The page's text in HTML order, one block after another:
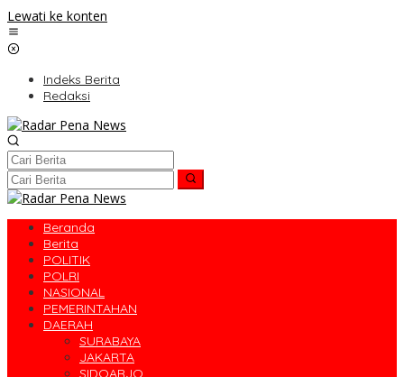
Lewati ke konten
Indeks Berita
Redaksi
Beranda
Berita
POLITIK
POLRI
NASIONAL
PEMERINTAHAN
DAERAH
SURABAYA
JAKARTA
SIDOARJO